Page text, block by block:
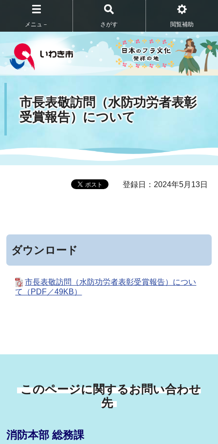
メニュ－ さがす 閲覧補助
市長表敬訪問（水防功労者表彰
受賞報告）について
登録日：2024年5月13日
ダウンロード
市長表敬訪問（水防功労者表彰受賞報告）につい
て（PDF／49KB）
このページに関するお問い合わせ
先
消防本部 総務課